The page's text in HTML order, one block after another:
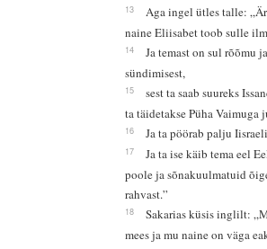
13
Aga ingel ütles talle:
naine Eliisabet toob sulle
14
Ja temast on sul rõõmu
sündimisest,
15
sest ta saab suureks
ta täidetakse Püha Vaimuga
16 Ja ta pöörab palju
17
Ja ta ise käib tema eel
poole ja sõnakuulmatuid
rahvast.”
18
Sakarias küsis inglilt:
mees ja mu naine on väga